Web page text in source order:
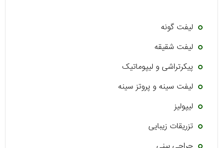
لیفت گونه
لیفت شقیقه
پیکرتراشی و لیپوماتیک
لیفت سینه و پروتز سینه
لیپولیز
تزریقات زیبایی